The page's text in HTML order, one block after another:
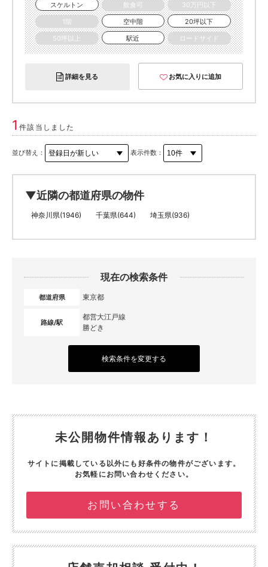
スケルトン
飲食可
30万円以下
1階
空中階
20坪以下
50坪以上
駅近 ロードサイド
詳細を見る お気に入りに追加
1件該当しました
並び替え： 表示件数：
▼近隣の都道府県の物件
神奈川県(1946) 千葉県(644) 埼玉県(936)
現在の検索条件
都道府県 東京都
路線/駅
都営大江戸線
勝どき
検索条件を変更する
未公開物件情報あります！
サイトに掲載している以外にも好条件の物件がございます。
お気軽にお問い合わせください。
お問い合わせする